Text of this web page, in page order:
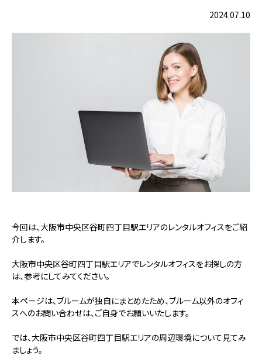
2024.07.10
今回は、大阪市中央区谷町四丁目駅エリアのレンタルオフィスをご紹
介します。
大阪市中央区谷町四丁目駅エリアでレンタルオフィスをお探しの方
は、参考にしてみてください。
本ページは、ブルームが独自にまとめたため、ブルーム以外のオフィ
スへのお問い合わせは、ご自身でお願いいたします。
では、大阪市中央区谷町四丁目駅エリアの周辺環境について見てみ
ましょう。